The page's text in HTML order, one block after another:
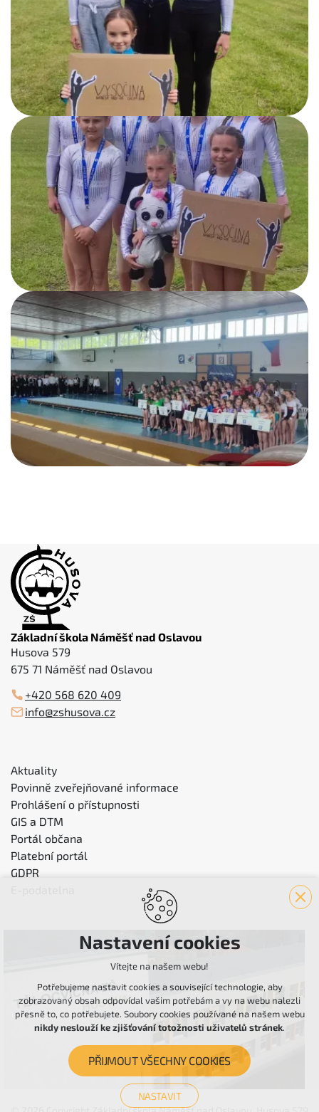
Základní škola Náměšť nad Oslavou
Husova 579
675 71 Náměšť nad Oslavou
+420 568 620 409
info@zshusova.cz
Aktuality
Povinně zveřejňované informace
Prohlášení o přístupnosti
GIS a DTM
Portál občana
Platební portál
GDPR
Nastavení cookies
Vítejte na našem webu!
Potřebujeme nastavit cookies a související technologie, aby
zobrazovaný obsah odpovídal vašim potřebám a vy na webu nalezli
přesně to, co potřebujete. Soubory cookies používané na našem webu
nikdy neslouží ke zjišťování totožnosti uživatelů stránek.
PŘIJMOUT VŠECHNY COOKIES
NASTAVIT